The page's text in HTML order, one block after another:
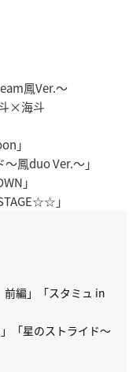
鳳Ver.～
×海斗
」
鳳duo Ver.～」
」
」
編」「スタミュ in
「星のストライド～